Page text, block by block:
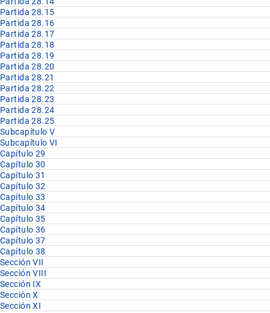
Partida 28.15
Partida 28.16
Partida 28.17
Partida 28.18
Partida 28.19
Partida 28.20
Partida 28.21
Partida 28.22
Partida 28.23
Partida 28.24
Partida 28.25
Subcapítulo V
Subcapítulo VI
Capítulo 29
Capítulo 30
Capítulo 31
Capítulo 32
Capítulo 33
Capítulo 34
Capítulo 35
Capítulo 36
Capítulo 37
Capítulo 38
Sección VII
Sección VIII
Sección IX
Sección X
Sección XI